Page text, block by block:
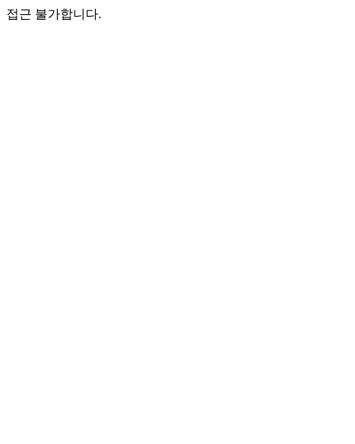
접근 불가합니다.